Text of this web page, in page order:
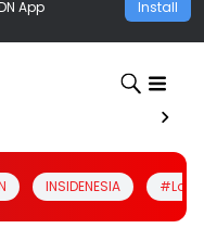
App Install
INSIDENESIA